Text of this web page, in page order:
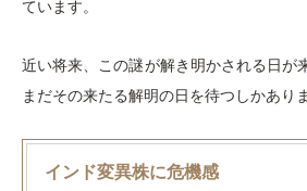
ています。
近い将来、この謎が解き明かされる日が
まだその来たる解明の日を待つしかあり
インド変異株に危機感